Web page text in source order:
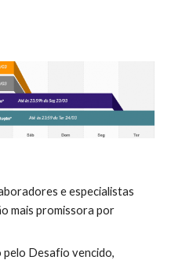
e especialistas
mais promissora por
pelo Desafio vencido,